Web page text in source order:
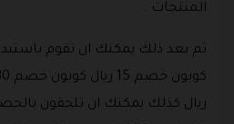
المنتجات .
ريال كذلك يمكنك ان تلحقون